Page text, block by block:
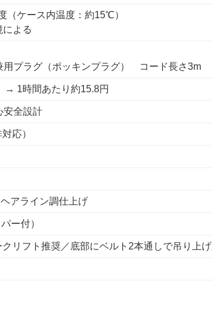
（ケース内温度：約15℃）
よる
用プラグ（ポッキンプラグ） コード長さ3m
→ 1時間あたり約15.8円
安全設計
応）
アライン調仕上げ
ー付）
クリフト推奨／底部にベルト2本通しで吊り上